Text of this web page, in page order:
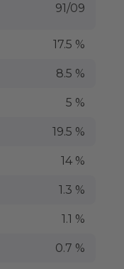
91/09
17.5 %
8.5 %
5 %
19.5 %
14 %
1.3 %
1.1 %
0.7 %